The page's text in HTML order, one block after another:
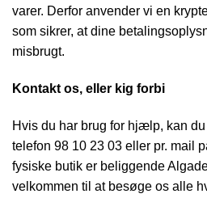
varer. Derfor anvender vi en
som sikrer, at dine
misbrugt.
Kontakt os, eller kig forbi
Hvis du har brug for hjælp, kan
telefon 98 10 23 03 eller pr. mail
fysiske butik er beliggende
velkommen til at besøge os alle